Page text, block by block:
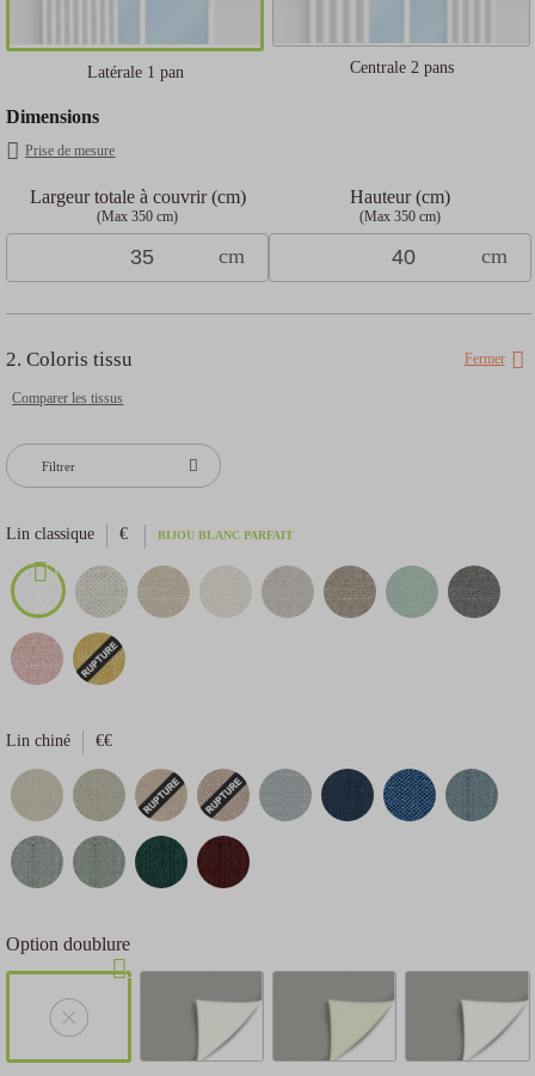
Latérale 1 pan Centrale 2 pans
Dimensions
Prise de mesure
Largeur totale à couvrir (cm)
(Max 350 cm)
cm
Hauteur (cm)
(Max 350 cm)
cm
2. Coloris tissu Fermer
Comparer les tissus
Filtrer
Lin classique € BIJOU BLANC PARFAIT
Lin chiné €€
Option doublure